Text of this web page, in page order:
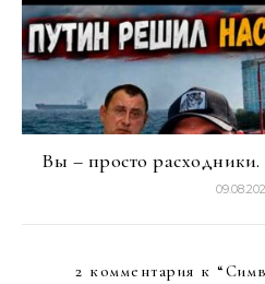
Вы – просто расходники.
2 комментария к “